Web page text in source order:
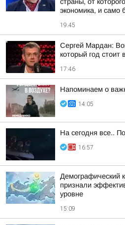
экономика, и само
19:45
Сергей Мардан:
который год стоит
17:46
Напоминаем о
14:05
На сегодня все..
16:57
Демографический
признали
уровне
15:09